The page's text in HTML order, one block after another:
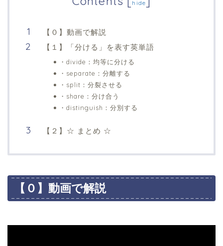
hide
【０】動画で解説
【１】「分ける」を表す英単語
・divide：均等に分ける
・separate：分離する
・split：分裂させる
・share：分け合う
・distinguish：分別する
【２】☆ まとめ ☆
【０】動画で解説